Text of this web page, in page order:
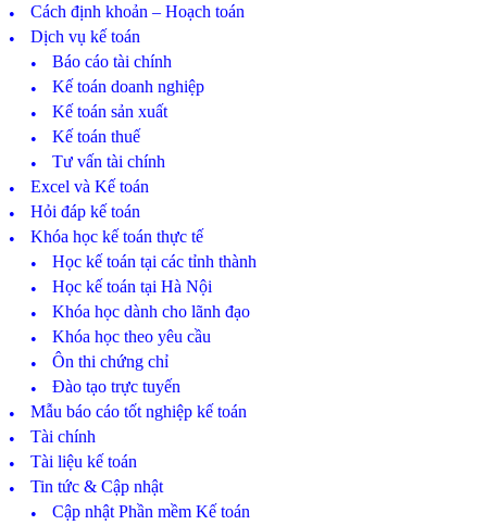
Cách định khoản – Hoạch toán
Dịch vụ kế toán
Báo cáo tài chính
Kế toán doanh nghiệp
Kế toán sản xuất
Kế toán thuế
Tư vấn tài chính
Excel và Kế toán
Hỏi đáp kế toán
Khóa học kế toán thực tế
Học kế toán tại các tỉnh thành
Học kế toán tại Hà Nội
Khóa học dành cho lãnh đạo
Khóa học theo yêu cầu
Ôn thi chứng chỉ
Đào tạo trực tuyến
Mẫu báo cáo tốt nghiệp kế toán
Tài chính
Tài liệu kế toán
Tin tức & Cập nhật
Cập nhật Phần mềm Kế toán